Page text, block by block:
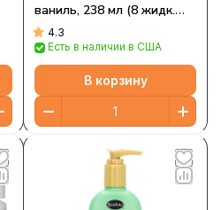
ваниль, 238 мл (8 жидк.
унций)
4.3
Есть в наличии в США
В корзину